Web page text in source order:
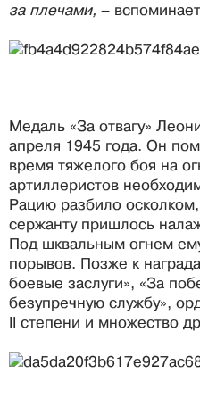
за плечами, –
Медаль «За отвагу»
апреля 1945 года. Он
время тяжелого боя на
артиллеристов
Рацию разбило
сержанту пришлось
Под шквальным огнем
порывов. Позже к
боевые заслуги», «За
безупречную службу»,
II степени и множество